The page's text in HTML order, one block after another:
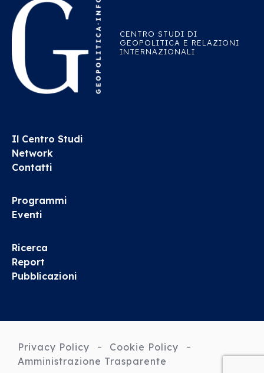
CENTRO STUDI DI
GEOPOLITICA E RELAZIONI
INTERNAZIONALI
Il Centro Studi
Network
Contatti
Programmi
Eventi
Ricerca
Report
Pubblicazioni
Privacy Policy
Cookie Policy
Amministrazione Trasparente